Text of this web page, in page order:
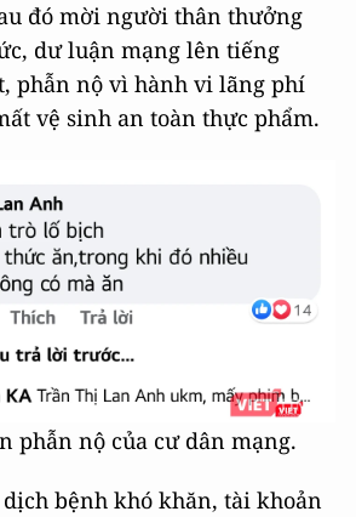
đó mời người thân thưởng
dư luận mạng lên tiếng
phẫn nộ vì hành vi lãng phí
vệ sinh an toàn thực phẩm.
phẫn nộ của cư dân mạng.
bệnh khó khăn, tài khoản